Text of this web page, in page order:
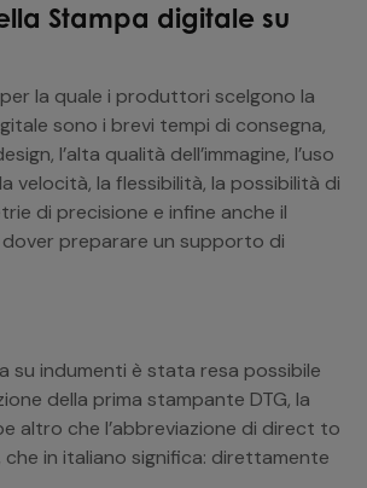
Stampa digitale su
la quale i produttori scelgono la
sono i brevi tempi di consegna,
l’alta qualità dell’immagine, l’uso
velocità, la flessibilità, la possibilità di
di precisione e infine anche il
preparare un supporto di
su indumenti è stata resa possibile
della prima stampante DTG, la
altro che l’abbreviazione di direct to
in italiano significa: direttamente